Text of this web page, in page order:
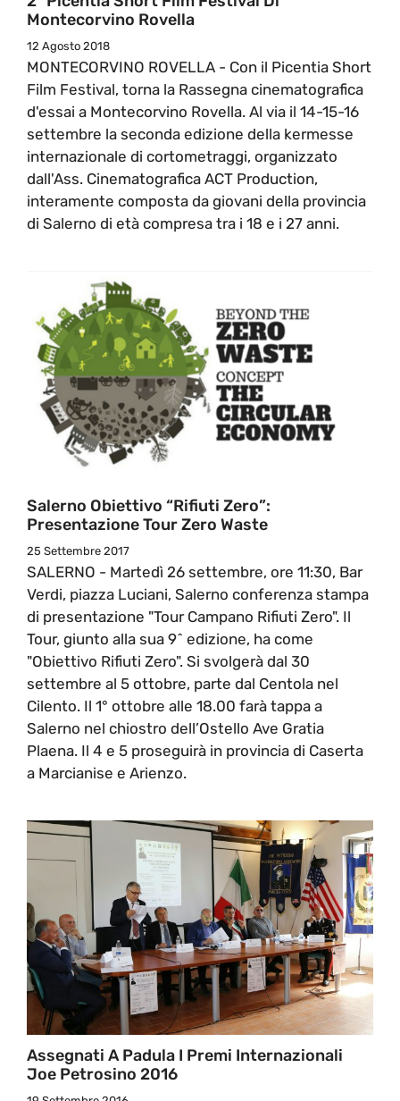
Montecorvino Rovella
12 Agosto 2018
MONTECORVINO ROVELLA - Con il Picentia Short
Film Festival, torna la Rassegna cinematografica
d'essai a Montecorvino Rovella. Al via il 14-15-16
settembre la seconda edizione della kermesse
internazionale di cortometraggi, organizzato
dall'Ass. Cinematografica ACT Production,
interamente composta da giovani della provincia
di Salerno di età compresa tra i 18 e i 27 anni.
Salerno Obiettivo “Rifiuti Zero”:
Presentazione Tour Zero Waste
25 Settembre 2017
SALERNO - Martedì 26 settembre, ore 11:30, Bar
Verdi, piazza Luciani, Salerno conferenza stampa
di presentazione "Tour Campano Rifiuti Zero". Il
Tour, giunto alla sua 9^ edizione, ha come
"Obiettivo Rifiuti Zero". Si svolgerà dal 30
settembre al 5 ottobre, parte dal Centola nel
Cilento. Il 1° ottobre alle 18.00 farà tappa a
Salerno nel chiostro dell’Ostello Ave Gratia
Plaena. Il 4 e 5 proseguirà in provincia di Caserta
a Marcianise e Arienzo.
Assegnati A Padula I Premi Internazionali
Joe Petrosino 2016